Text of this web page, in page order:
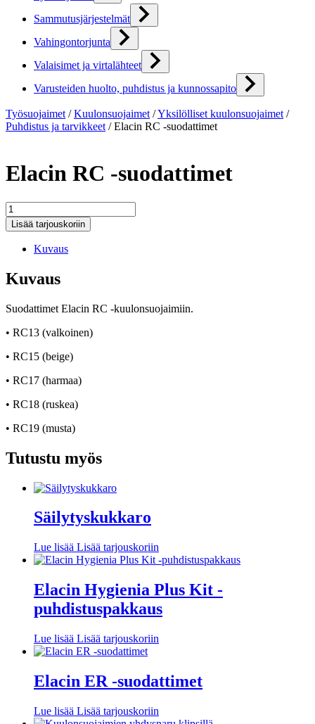
Sammutusjärjestelmät
Vahingontorjunta
Valaisimet ja virtalähteet
Varusteiden huolto, puhdistus ja kunnossapito
Työsuojaimet /Kuulonsuojaimet /Yksilölliset kuulonsuojaimet /
Puhdistus ja tarvikkeet /Elacin RC -suodattimet
Elacin RC -suodattimet
Elacin
RC
-
suodattimet
Lisää tarjouskoriin
Kuvaus
Kuvaus
Suodattimet Elacin RC -kuulonsuojaimiin.
• RC13 (valkoinen)
• RC15 (beige)
• RC17 (harmaa)
• RC18 (ruskea)
• RC19 (musta)
Tutustu myös
Säilytyskukkaro
Lue lisää Lisää tarjouskoriin
Elacin Hygienia Plus Kit -
puhdistuspakkaus
Lue lisää Lisää tarjouskoriin
Elacin ER -suodattimet
Lue lisää Lisää tarjouskoriin